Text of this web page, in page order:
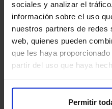
sociales y analizar el
información sobre el uso
nuestros partners de redes
web, quienes pueden
que les haya
partir del uso que haya
Permitir
Els nostres metges